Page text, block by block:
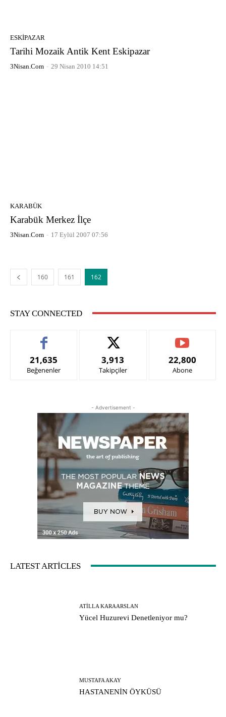
ESKIPAZAR
Tarihi Mozaik Antik Kent Eskipazar
3Nisan.com - 29 Nisan 2010 14:51
KARABÜK
Karabük Merkez İlçe
3Nisan.com - 17 Eylül 2007 07:56
160 161 162
STAY CONNECTED
21,635
Beğenenler
3,913
Takipçiler
22,800
Abone
- Advertisement -
LATEST ARTICLES
ATILLA KARAARSLAN
Yücel Huzurevi Denetleniyor mu?
MUSTAFA AKAY
HASTANENİN ÖYKÜSÜ